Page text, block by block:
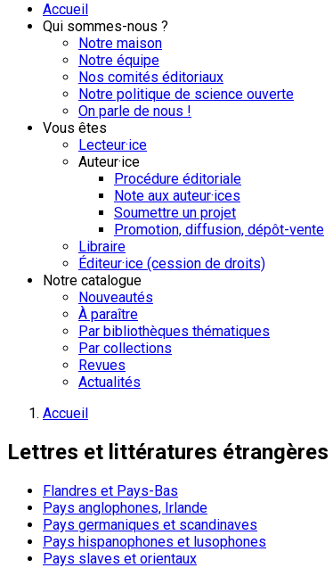
Accueil
Qui sommes-nous ?
Notre maison
Notre équipe
Nos comités éditoriaux
Notre politique de science ouverte
On parle de nous !
Vous êtes
Lecteur·ice
Auteur·ice
Procédure éditoriale
Note aux auteur·ices
Soumettre un projet
Promotion, diffusion, dépôt-vente
Libraire
Éditeur·ice (cession de droits)
Notre catalogue
Nouveautés
À paraître
Par bibliothèques thématiques
Par collections
Revues
Actualités
Accueil
Lettres et littératures étrangères
Flandres et Pays-Bas
Pays anglophones, Irlande
Pays germaniques et scandinaves
Pays hispanophones et lusophones
Pays slaves et orientaux